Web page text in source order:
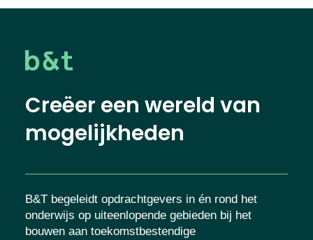
Creëer een wereld van
mogelijkheden
B&T begeleidt opdrachtgevers in én rond het
onderwijs op uiteenlopende gebieden bij het
bouwen aan toekomstbestendige